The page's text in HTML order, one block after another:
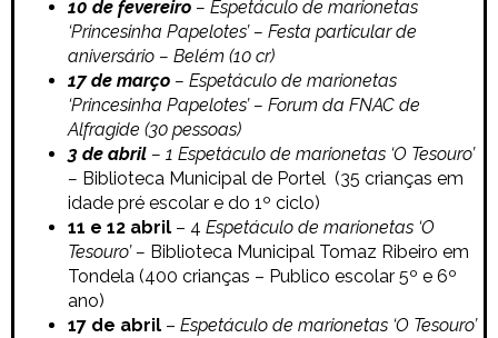
10 de fevereiro – Espetáculo de marionetas
‘Princesinha Papelotes’ – Festa particular de
aniversário – Belém (10 cr)
17 de março – Espetáculo de marionetas
‘Princesinha Papelotes’ – Forum da FNAC de
Alfragide (30 pessoas)
3 de abril – 1 Espetáculo de marionetas ‘O Tesouro’
– Biblioteca Municipal de Portel (35 crianças em
idade pré escolar e do 1º ciclo)
11 e 12 abril – 4 Espetáculo de marionetas ‘O
Tesouro’ – Biblioteca Municipal Tomaz Ribeiro em
Tondela (400 crianças – Publico escolar 5º e 6º
ano)
17 de abril – Espetáculo de marionetas ‘O Tesouro’